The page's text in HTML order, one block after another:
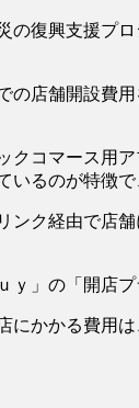
復興支援
店舗開設費
コマース用
るのが特徴
ク経由で店
」の「開店
かかる費用